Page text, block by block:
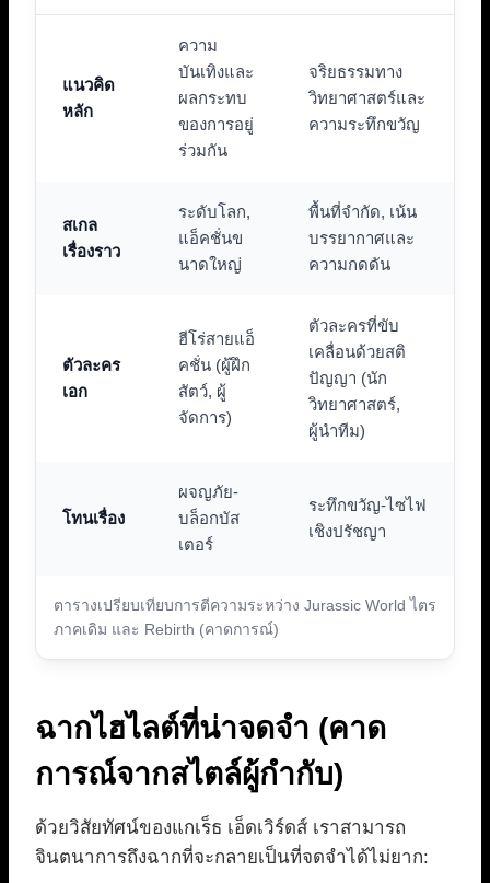
ตารางเปรียบเทียบการตีความระหว่าง Jurassic World ไตร
ภาคเดิม และ Rebirth (คาดการณ์)
แนวคิด
หลัก
ความ
บันเทิงและ
ผลกระทบ
ของการอยู่
ร่วมกัน
จริยธรรมทาง
วิทยาศาสตร์และ
ความระทึกขวัญ
สเกล
เรื่องราว
ระดับโลก,
แอ็คชั่นข
นาดใหญ่
พื้นที่จำกัด, เน้น
บรรยากาศและ
ความกดดัน
ตัวละคร
เอก
ฮีโร่สายแอ็
คชั่น (ผู้ฝึก
สัตว์, ผู้
จัดการ)
ตัวละครที่ขับ
เคลื่อนด้วยสติ
ปัญญา (นัก
วิทยาศาสตร์,
ผู้นำทีม)
โทนเรื่อง
ผจญภัย-
บล็อกบัส
เตอร์
ระทึกขวัญ-ไซไฟ
เชิงปรัชญา
ฉากไฮไลต์ที่น่าจดจำ (คาด
การณ์จากสไตล์ผู้กำกับ)
ด้วยวิสัยทัศน์ของแกเร็ธ เอ็ดเวิร์ดส์ เราสามารถ
จินตนาการถึงฉากที่จะกลายเป็นที่จดจำได้ไม่ยาก: